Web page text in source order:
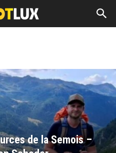
de la Semois –